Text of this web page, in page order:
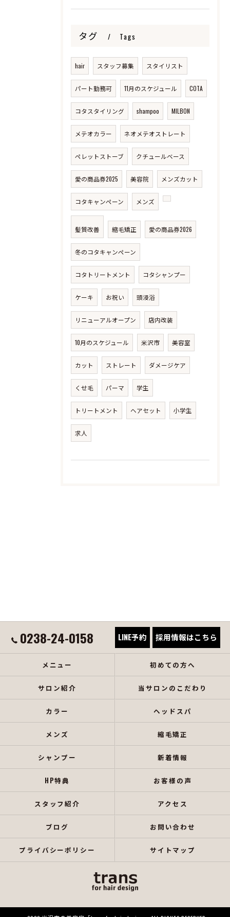
タグ Tags
hair スタッフ募集 スタイリスト
パート勤務可 11月のスケジュール COTA
コタスタイリング shampoo MILBON
メテオカラー ネオメテオストレート
ペレットストーブ クチュールベース
愛の商品券2025 美容院 メンズカット
コタキャンペーン メンズ
髪質改善 縮毛矯正 愛の商品券2026
冬のコタキャンペーン
コタトリートメント コタシャンプー
ケーキ お祝い 頭浸浴
リニューアルオープン 店内改装
10月のスケジュール 米沢市 美容室
カット ストレート ダメージケア
くせ毛 パーマ 学生
トリートメント ヘアセット 小学生
求人
0238-24-0158 LINE予約 採用情報はこちら
メニュー 初めての方へ
サロン紹介 当サロンのこだわり
カラー ヘッドスパ
メンズ 縮毛矯正
シャンプー 新着情報
HP特典 お客様の声
スタッフ紹介 アクセス
ブログ お問い合わせ
プライバシーポリシー サイトマップ